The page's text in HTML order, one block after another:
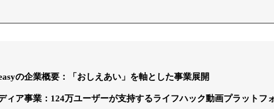
の企業概要：「おしえあい」を軸とした事業展開
ィア事業：124万ユーザーが支持するライフハック動画プラットフ